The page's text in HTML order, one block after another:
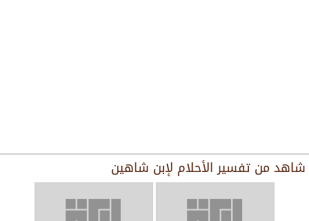
شاهد من تفسير الأحلام لإبن شاهين